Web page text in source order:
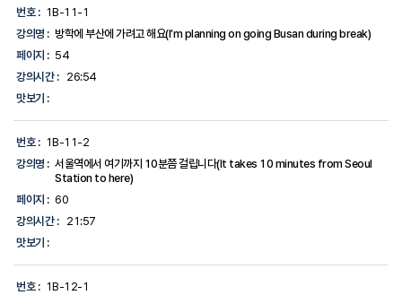
번호 : 1B-11-1
강의명 : 방학에 부산에 가려고 해요(I’m planning on going Busan during break)
페이지 : 54
강의시간 :
26:54
맛보기 :
번호 : 1B-11-2
강의명 : 서울역에서 여기까지 10분쯤 걸립니다(It takes 10 minutes from Seoul
Station to here)
페이지 : 60
강의시간 :
21:57
맛보기 :
번호 : 1B-12-1